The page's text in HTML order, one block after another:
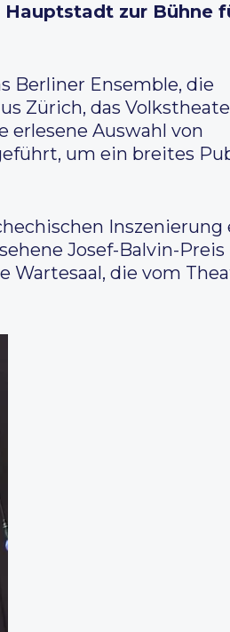
zur Bühne
Berliner Ensemble, die
Zürich, das
erlesene Auswahl von
um ein breites
Inszenierung
Josef-Balvin-Preis
die vom